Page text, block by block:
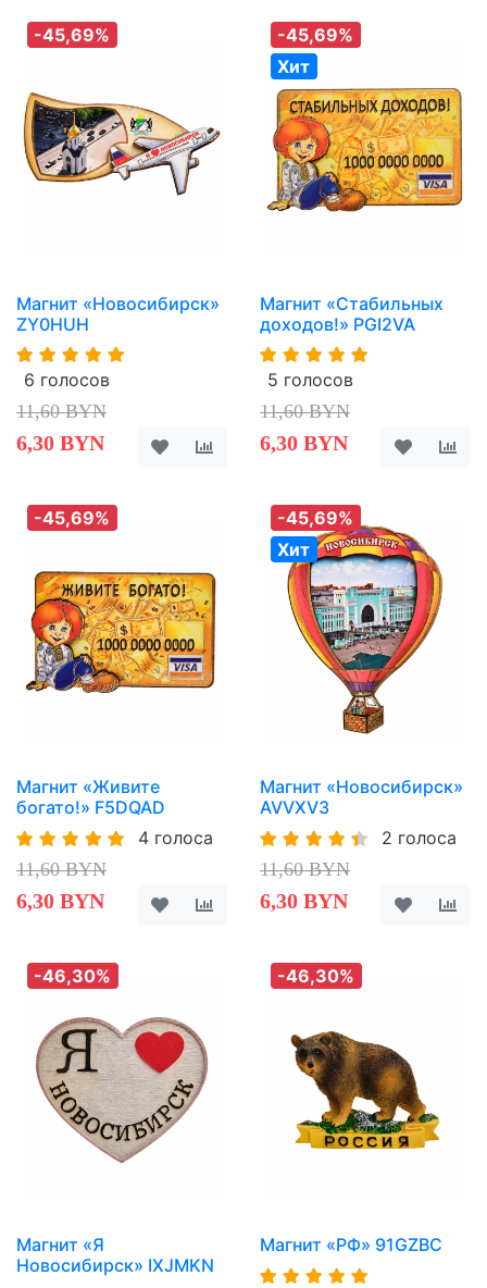
-45,69%
Магнит «Новосибирск»
ZY0HUH
6 голосов
11,60 BYN
6,30 BYN
-45,69%
Хит
Магнит «Стабильных
доходов!» PGI2VA
5 голосов
11,60 BYN
6,30 BYN
-45,69%
Магнит «Живите
богато!» F5DQAD
4 голоса
11,60 BYN
6,30 BYN
-45,69%
Хит
Магнит «Новосибирск»
AVVXV3
2 голоса
11,60 BYN
6,30 BYN
-46,30%
Магнит «Я
Новосибирск» IXJMKN
-46,30%
Магнит «РФ» 91GZBC